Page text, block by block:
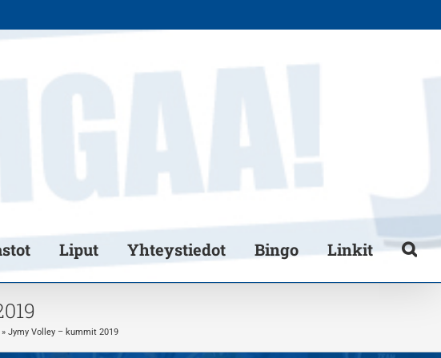
Liput Yhteystiedot Bingo Linkit
Jymy Volley – kummit 2019